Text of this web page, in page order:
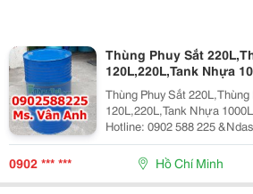
Thùng Phuy Sắt
120L,220L,Tank Nhựa
Q12
Thùng Phuy Sắt
120L,220L,Tank Nhựa
Hotline: 0902 588 225 &Ndash;
Phuy Nhựa Nắp Kín : Dung Tích: 220 Lít - Kích Thước:
D57.4Cm, Cao 89 Cm -
0902 *** *** Hồ Chí Minh